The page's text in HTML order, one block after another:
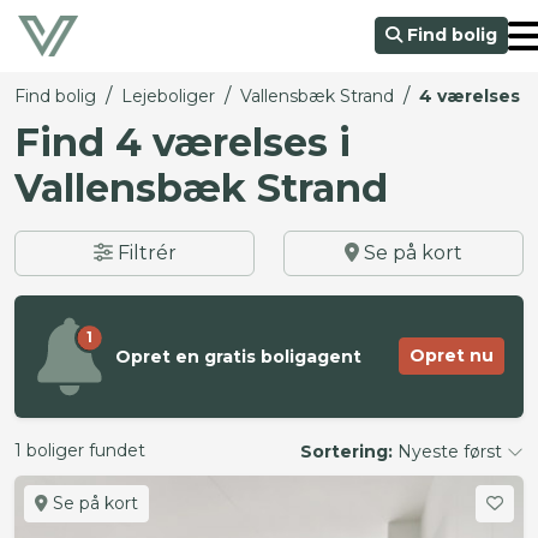
Find bolig
Find bolig / Lejeboliger / Vallensbæk Strand / 4 værelses
Find 4 værelses i
Vallensbæk Strand
Filtrér Se på kort
1
Opret en gratis boligagent Opret nu
1 boliger fundet Sortering: Nyeste først
Se på kort